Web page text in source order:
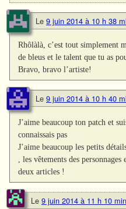
Le 9 juin 2014 à 10 h 38
Rhôlàlà, c’est tout simplement
de bleus et le talent que tu as
Bravo, bravo l’artiste!
Le 9 juin 2014 à 10 h 40
J’aime beaucoup ton patch et
connaissais pas
J’aime beaucoup les petits
, les vêtements des
deux articles !
Le 9 juin 2014 à 11 h 10 min